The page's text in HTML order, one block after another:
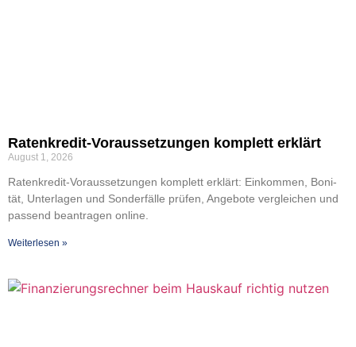
Raten­­k­re­­dit-Vor­­aus­­se­t­­zu­n­­gen kom­plett erklärt
August 1, 2026
Raten­­k­re­­dit-Vor­­aus­­se­t­­zu­n­­gen kom­plett erklärt: Ein­kom­men, Boni­
tät, Unter­la­gen und Son­der­fäl­le prü­fen, Ange­bo­te ver­glei­chen und
pas­send bean­tra­gen online.
Wei­ter­le­sen »